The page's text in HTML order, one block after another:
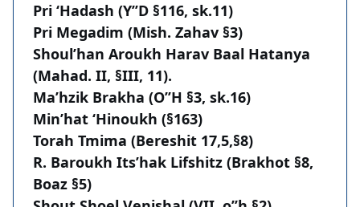
Pri ‘Hadash (Y’’D §116, sk.11)
Pri Megadim (Mish. Zahav §3)
Shoul’han Aroukh Harav Baal Hatanya
(Mahad. II, §III, 11).
Ma’hzik Brakha (O’’H §3, sk.16)
Min’hat ‘Hinoukh (§163)
Torah Tmima (Bereshit 17,5,§8)
R. Baroukh Its’hak Lifshitz (Brakhot §8,
Boaz §5)